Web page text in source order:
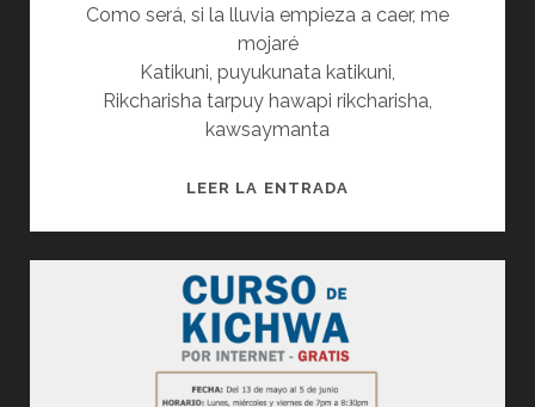
05-
Como será, si la lluvia empieza a caer, me
mojaré
Katikuni, puyukunata katikuni,
Rikcharisha tarpuy hawapi rikcharisha,
kawsaymanta
LEER LA ENTRADA